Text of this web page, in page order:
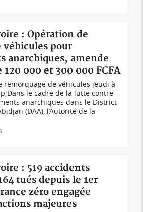
: Opération de
véhicules pour
anarchiques, amende
000 et 300 000 FCFA
remorquage de véhicules jeudi à
le cadre de la lutte contre
anarchiques dans le District
(DAA), l’Autorité de la
: 519 accidents
tués depuis le 1er
zéro engagée
majeures